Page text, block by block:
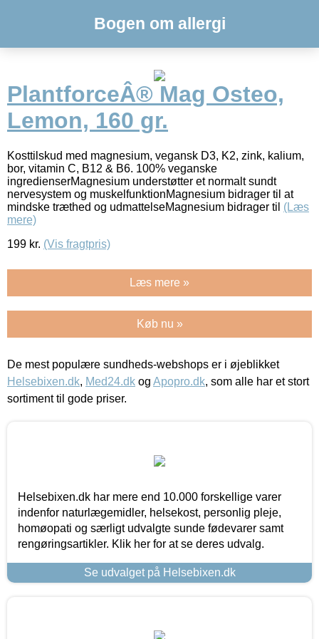
Bogen om allergi
PlantforceÂ® Mag Osteo,
Lemon, 160 gr.
Kosttilskud med magnesium, vegansk D3, K2, zink, kalium,
bor, vitamin C, B12 & B6. 100% veganske
ingredienserMagnesium understøtter et normalt sundt
nervesystem og muskelfunktionMagnesium bidrager til at
mindske træthed og udmattelseMagnesium bidrager til (Læs
mere)
199 kr. (Vis fragtpris)
Læs mere »
Køb nu »
De mest populære sundheds-webshops er i øjeblikket
Helsebixen.dk, Med24.dk og Apopro.dk, som alle har et stort
sortiment til gode priser.
Helsebixen.dk har mere end 10.000 forskellige varer
indenfor naturlægemidler, helsekost, personlig pleje,
homøopati og særligt udvalgte sunde fødevarer samt
rengøringsartikler. Klik her for at se deres udvalg.
Se udvalget på Helsebixen.dk